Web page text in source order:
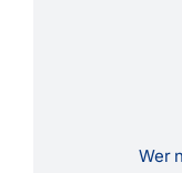
Wer